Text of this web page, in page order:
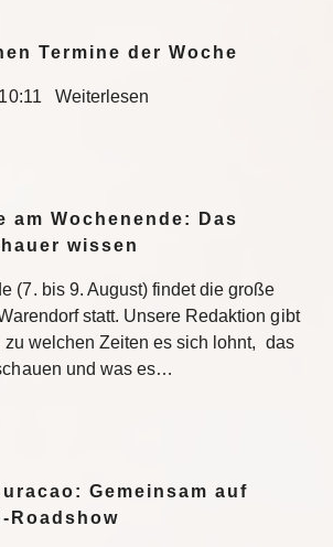
Termine der Woche
Weiterlesen
am Wochenende: Das
wissen
(7. bis 9. August) findet die große
statt. Unsere Redaktion gibt
welchen Zeiten es sich lohnt, das
und was es…
Gemeinsam auf
Roadshow